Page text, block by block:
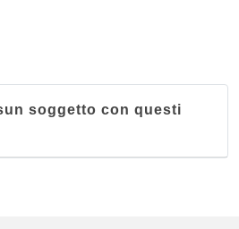
soggetto con questi